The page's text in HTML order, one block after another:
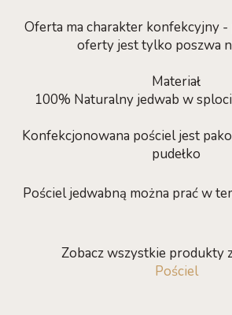
Oferta ma charakter konfekcyjny
oferty jest tylko poszwa
Materiał
100% Naturalny jedwab w
Konfekcjonowana pościel jest
pudełko
Pościel jedwabną można prać w
Zobacz wszystkie produkty
Pościel